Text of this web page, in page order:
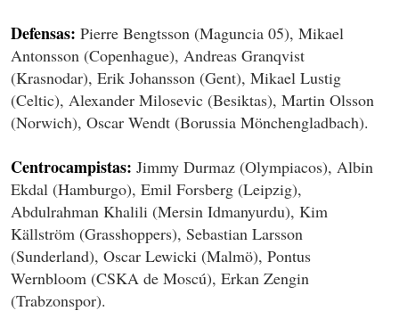
Defensas: Pierre Bengtsson (Maguncia 05), Mikael
Antonsson (Copenhague), Andreas Granqvist
(Krasnodar), Erik Johansson (Gent), Mikael Lustig
(Celtic), Alexander Milosevic (Besiktas), Martin Olsson
(Norwich), Oscar Wendt (Borussia Mönchengladbach).
Centrocampistas: Jimmy Durmaz (Olympiacos), Albin
Ekdal (Hamburgo), Emil Forsberg (Leipzig),
Abdulrahman Khalili (Mersin Idmanyurdu), Kim
Källström (Grasshoppers), Sebastian Larsson
(Sunderland), Oscar Lewicki (Malmö), Pontus
Wernbloom (CSKA de Moscú), Erkan Zengin
(Trabzonspor).